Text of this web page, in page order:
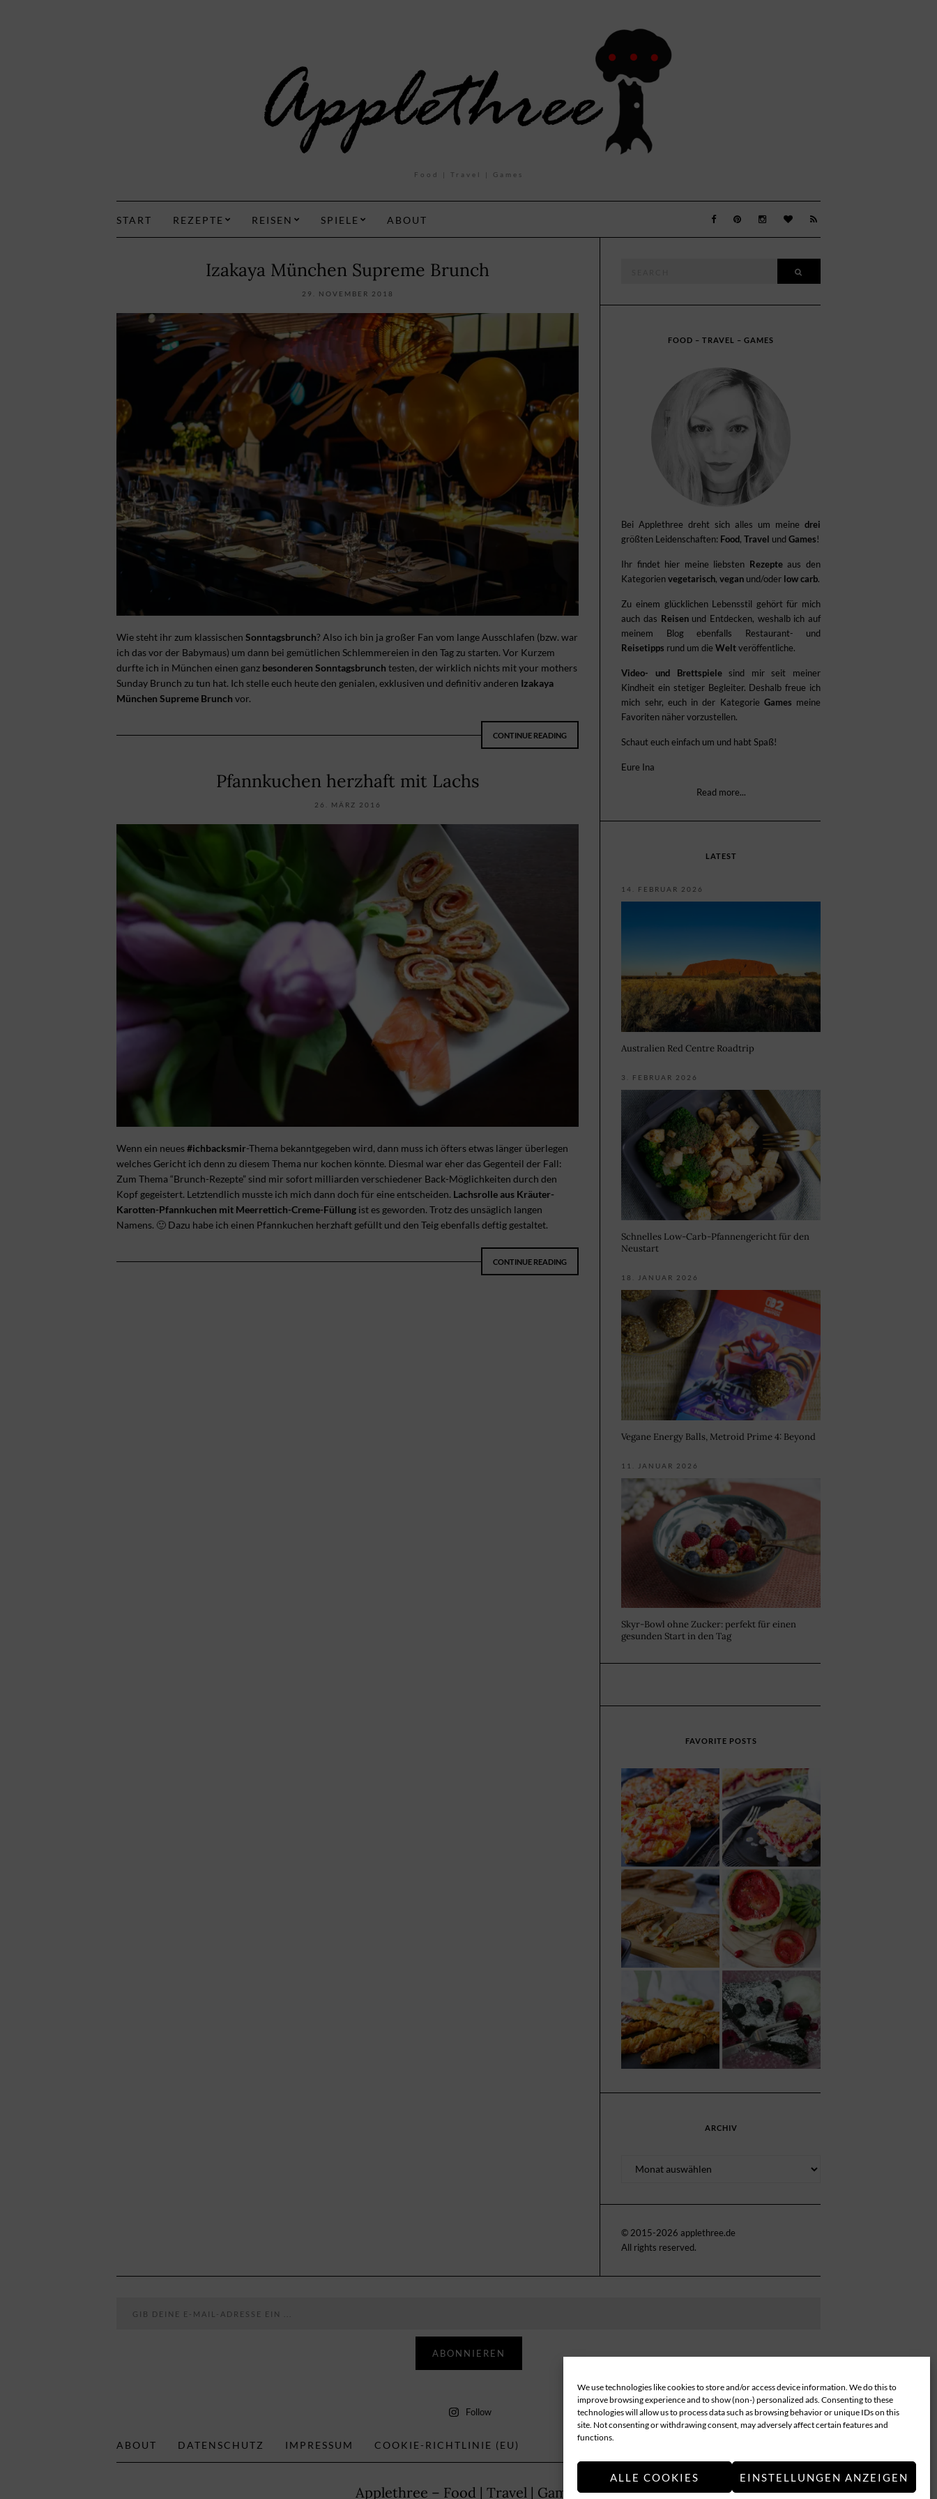
We use technologies like cookies to store and/or access device information. We do this to
improve browsing experience and to show (non-) personalized ads. Consenting to these
technologies will allow us to process data such as browsing behavior or unique IDs on this
site. Not consenting or withdrawing consent, may adversely affect certain features and
functions.
ALLE COOKIES EINSTELLUNGEN ANZEIGEN
Food | Travel | Games
START REZEPTE REISEN SPIELE ABOUT
Izakaya München Supreme Brunch
29. NOVEMBER 2018
Wie steht ihr zum klassischen Sonntagsbrunch? Also ich bin ja großer Fan vom lange Ausschlafen (bzw. war
ich das vor der Babymaus) um dann bei gemütlichen Schlemmereien in den Tag zu starten. Vor Kurzem
durfte ich in München einen ganz besonderen Sonntagsbrunch testen, der wirklich nichts mit your mothers
Sunday Brunch zu tun hat. Ich stelle euch heute den genialen, exklusiven und definitiv anderen Izakaya
München Supreme Brunch vor.
CONTINUE READING
Pfannkuchen herzhaft mit Lachs
26. MÄRZ 2016
Wenn ein neues#ichbacksmir-Thema bekanntgegeben wird, dann muss ich öfters etwas länger überlegen
welches Gericht ich denn zu diesem Thema nur kochen könnte. Diesmal war eher das Gegenteil der Fall:
Zum Thema “Brunch-Rezepte” sind mir sofort milliarden verschiedener Back-Möglichkeiten durch den
Kopf gegeistert. Letztendlich musste ich mich dann doch für eine entscheiden. Lachsrolle aus Kräuter-
Karotten-Pfannkuchen mit Meerrettich-Creme-Füllung ist es geworden. Trotz des unsäglich langen
Namens. 🙂 Dazu habe ich einen Pfannkuchen herzhaft gefüllt und den Teig ebenfalls deftig gestaltet.
CONTINUE READING
FOOD – TRAVEL – GAMES
Bei Applethree dreht sich alles um meine drei
größten Leidenschaften: Food,Travel undGames!
Ihr findet hier meine liebsten Rezepteaus den
Kategorienvegetarisch,vegan und/oder low carb.
Zu einem glücklichen Lebensstil gehört für mich
auch das Reisenund Entdecken, weshalb ich auf
meinem Blog ebenfalls Restaurant- und
Reisetipps rund um dieWeltveröffentliche.
Video- und Brettspielesind mir seit meiner
Kindheit ein stetiger Begleiter. Deshalb freue ich
mich sehr, euch in der Kategorie Games meine
Favoriten näher vorzustellen.
Schaut euch einfach um und habt Spaß!
Eure Ina
Read more...
LATEST
14. FEBRUAR 2026
Australien Red Centre Roadtrip
3. FEBRUAR 2026
Schnelles Low-Carb-Pfannengericht für den
Neustart
18. JANUAR 2026
Vegane Energy Balls, Metroid Prime 4: Beyond
11. JANUAR 2026
Skyr-Bowl ohne Zucker: perfekt für einen
gesunden Start in den Tag
FAVORITE POSTS
ARCHIV
© 2015-2026 applethree.de
All rights reserved.
ABONNIEREN
Follow
ABOUT DATENSCHUTZ IMPRESSUM COOKIE-RICHTLINIE (EU)
Applethree – Food | Travel | Games